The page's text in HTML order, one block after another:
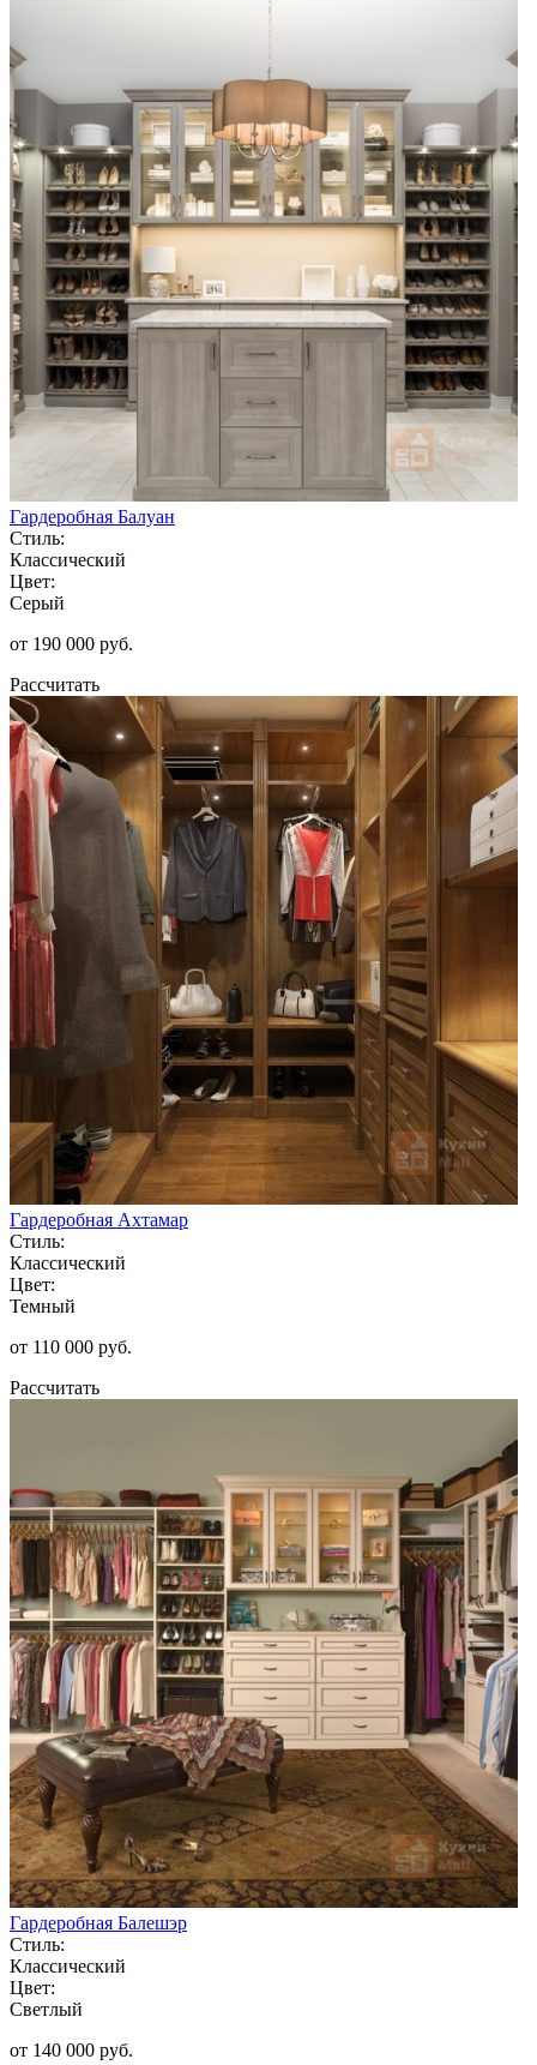
Гардеробная Балуан
Стиль:
Классический
Цвет:
Серый
от 190 000 руб.
Рассчитать
Гардеробная Ахтамар
Стиль:
Классический
Цвет:
Темный
от 110 000 руб.
Рассчитать
Гардеробная Балешэр
Стиль:
Классический
Цвет:
Светлый
от 140 000 руб.